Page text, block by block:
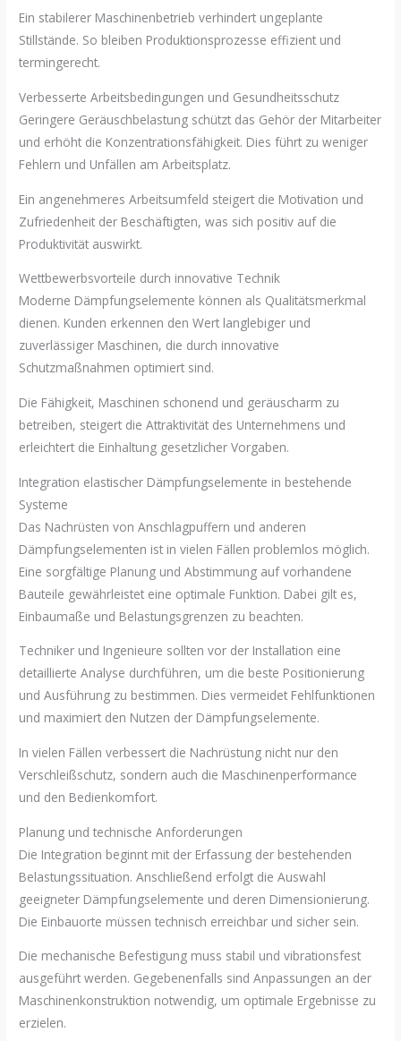
Ein stabilerer Maschinenbetrieb verhindert ungeplante
Stillstände. So bleiben Produktionsprozesse effizient und
termingerecht.
Verbesserte Arbeitsbedingungen und Gesundheitsschutz
Geringere Geräuschbelastung schützt das Gehör der Mitarbeiter
und erhöht die Konzentrationsfähigkeit. Dies führt zu weniger
Fehlern und Unfällen am Arbeitsplatz.
Ein angenehmeres Arbeitsumfeld steigert die Motivation und
Zufriedenheit der Beschäftigten, was sich positiv auf die
Produktivität auswirkt.
Wettbewerbsvorteile durch innovative Technik
Moderne Dämpfungselemente können als Qualitätsmerkmal
dienen. Kunden erkennen den Wert langlebiger und
zuverlässiger Maschinen, die durch innovative
Schutzmaßnahmen optimiert sind.
Die Fähigkeit, Maschinen schonend und geräuscharm zu
betreiben, steigert die Attraktivität des Unternehmens und
erleichtert die Einhaltung gesetzlicher Vorgaben.
Integration elastischer Dämpfungselemente in bestehende
Systeme
Das Nachrüsten von Anschlagpuffern und anderen
Dämpfungselementen ist in vielen Fällen problemlos möglich.
Eine sorgfältige Planung und Abstimmung auf vorhandene
Bauteile gewährleistet eine optimale Funktion. Dabei gilt es,
Einbaumaße und Belastungsgrenzen zu beachten.
Techniker und Ingenieure sollten vor der Installation eine
detaillierte Analyse durchführen, um die beste Positionierung
und Ausführung zu bestimmen. Dies vermeidet Fehlfunktionen
und maximiert den Nutzen der Dämpfungselemente.
In vielen Fällen verbessert die Nachrüstung nicht nur den
Verschleißschutz, sondern auch die Maschinenperformance
und den Bedienkomfort.
Planung und technische Anforderungen
Die Integration beginnt mit der Erfassung der bestehenden
Belastungssituation. Anschließend erfolgt die Auswahl
geeigneter Dämpfungselemente und deren Dimensionierung.
Die Einbauorte müssen technisch erreichbar und sicher sein.
Die mechanische Befestigung muss stabil und vibrationsfest
ausgeführt werden. Gegebenenfalls sind Anpassungen an der
Maschinenkonstruktion notwendig, um optimale Ergebnisse zu
erzielen.